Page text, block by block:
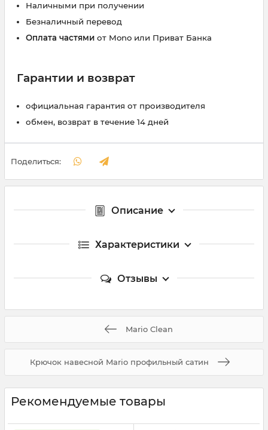
Наличными при получении
Безналичный перевод
Оплата частями от Mono или Приват Банка
Гарантии и возврат
официальная гарантия от производителя
обмен, возврат в течение 14 дней
Поделиться:
Описание
Характеристики
Отзывы
Mario Clean
Крючок навесной Mario профильный сатин
Рекомендуемые товары